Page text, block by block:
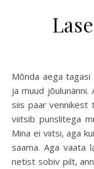
Mõnda aega
ja muud
siis paar vennikest
viitsib punslitega
Mina ei viitsi, aga
saama. Aga vaata
netist sobiv pilt,